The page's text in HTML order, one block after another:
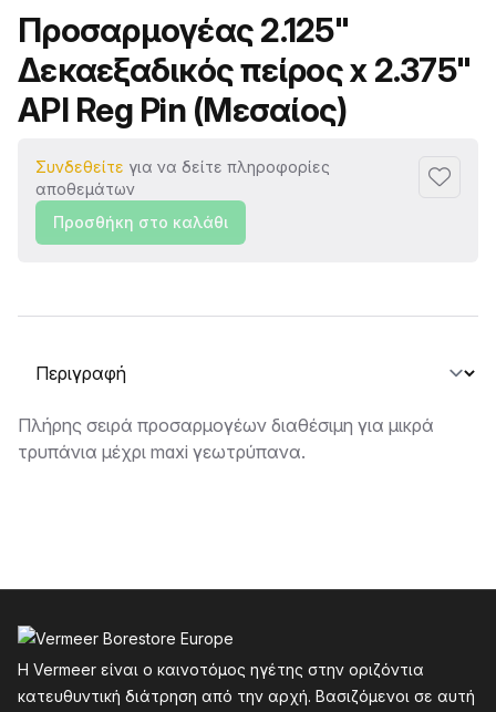
Όνομα προϊόντος
Προσαρμογέας 2.125"
Δεκαεξαδικός πείρος x 2.375"
API Reg Pin (Μεσαίος)
Συνδεθείτε για να δείτε πληροφορίες
αποθεμάτων
Προσθήκη στο καλάθι
Επιλογή καρτέλας
Περιγραφή
Πλήρης σειρά προσαρμογέων διαθέσιμη για μικρά
τρυπάνια μέχρι maxi γεωτρύπανα.
Η Vermeer είναι ο καινοτόμος ηγέτης στην οριζόντια
κατευθυντική διάτρηση από την αρχή. Βασιζόμενοι σε αυτή